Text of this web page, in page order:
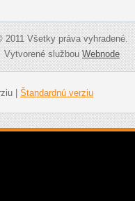
2011 Všetky práva vyhradené.
Vytvorené službouWebnode
| Štandardnú verziu